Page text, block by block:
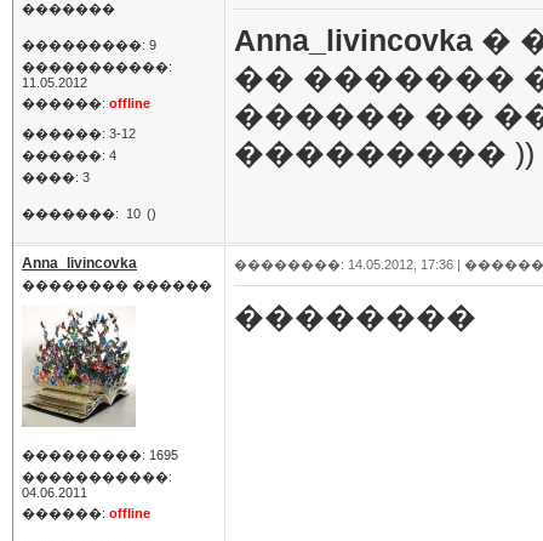
�������
���������: 9
�����������:
11.05.2012
������: offline
������: 3-12
������: 4
����: 3
�������: 10 ()
Anna_livincovka �
�� �������
������ ��
��������� ))
Anna_livincovka
�������� ������
���������: 1695
�����������:
04.06.2011
������: offline
��������: 14.05.2012, 17:36 |
��������